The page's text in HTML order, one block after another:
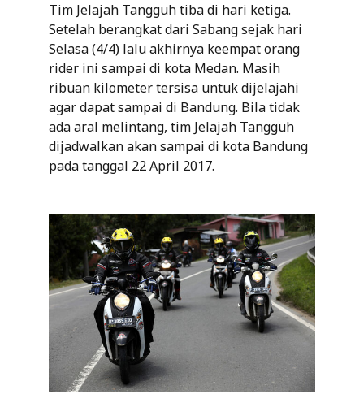
Tim Jelajah Tangguh tiba di hari ketiga.
Setelah berangkat dari Sabang sejak hari
Selasa (4/4) lalu akhirnya keempat orang
rider ini sampai di kota Medan. Masih
ribuan kilometer tersisa untuk dijelajahi
agar dapat sampai di Bandung. Bila tidak
ada aral melintang, tim Jelajah Tangguh
dijadwalkan akan sampai di kota Bandung
pada tanggal 22 April 2017.